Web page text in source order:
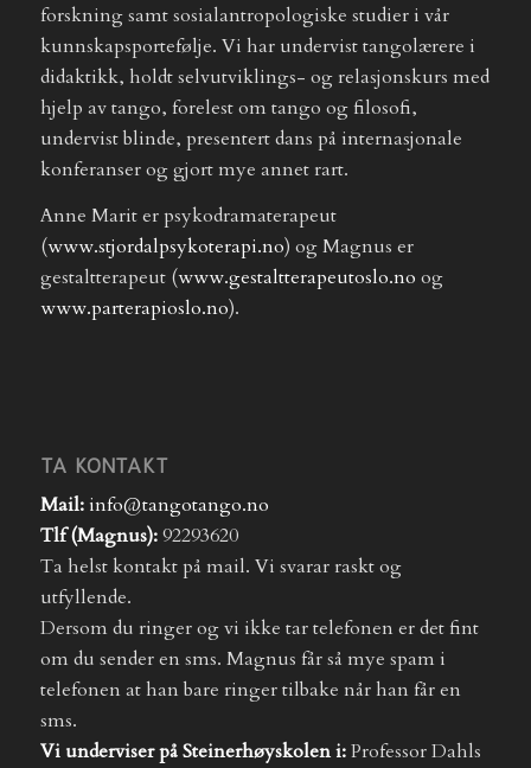
forskning samt sosialantropologiske studier i vår
kunnskapsportefølje. Vi har undervist tangolærere i
didaktikk, holdt selvutviklings- og relasjonskurs med
hjelp av tango, forelest om tango og filosofi,
undervist blinde, presentert dans på internasjonale
konferanser og gjort mye annet rart.
Anne Marit er psykodramaterapeut
(www.stjordalpsykoterapi.no) og Magnus er
gestaltterapeut (www.gestaltterapeutoslo.no og
www.parterapioslo.no).
TA KONTAKT
Mail: info@tangotango.no
Tlf (Magnus):92293620
Ta helst kontakt på mail. Vi svarar raskt og
utfyllende.
Dersom du ringer og vi ikke tar telefonen er det fint
om du sender en sms. Magnus får så mye spam i
telefonen at han bare ringer tilbake når han får en
sms.
Vi underviser på Steinerhøyskolen i:Professor Dahls